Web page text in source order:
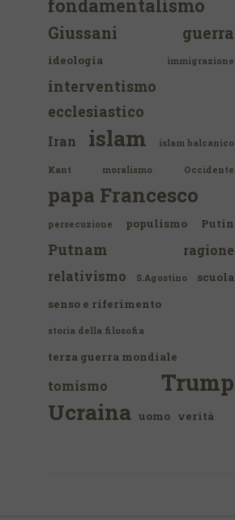
fondamentalismo
Giussani guerra
ideologia immigrazione
interventismo
ecclesiastico
Iran islam islam balcanico
Kant moralismo Occidente
papa Francesco
persecuzione populismo Putin
Putnam
ragione
relativismo
S.Agostino
scuola
senso e riferimento
storia della filosofia
terza guerra mondiale
tomismo Trump
Ucraina uomo verità